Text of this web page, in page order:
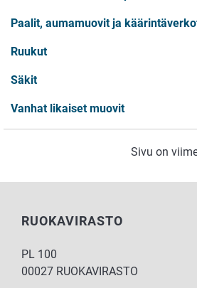
Paalit, aumamuovit ja
Ruukut
Säkit
Vanhat likaiset muovit
Sivu on
RUOKAVIRASTO
PL 100
00027 RUOKAVIRASTO